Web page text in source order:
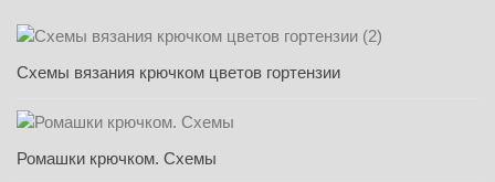
Схемы вязания крючком цветов гортензии
Ромашки крючком. Схемы